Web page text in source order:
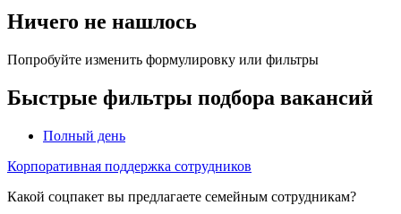
Ничего не нашлось
Попробуйте изменить формулировку или фильтры
Быстрые фильтры подбора вакансий
Полный день
Корпоративная поддержка сотрудников
Какой соцпакет вы предлагаете семейным сотрудникам?